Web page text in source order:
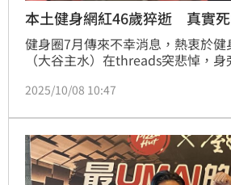
本土健身網紅46歲猝逝 真實
健身圈7月傳來不幸消息，熱衷於
（大谷主水）在threads突悲悼，
肉猛男團的團長「king」驟逝，如今
2025/10/08 10:47